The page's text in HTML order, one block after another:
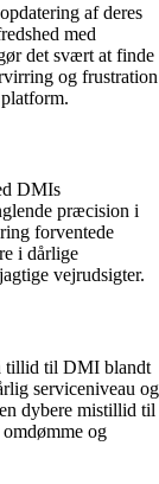
af deres
med
det svært at finde
og frustration
DMIs
præcision i
forventede
i dårlige
vejrudsigter.
tillid til DMI blandt
serviceniveau og
dybere mistillid til
og